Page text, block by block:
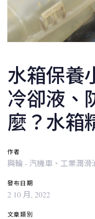
水箱保養
冷卻液、
麼？水箱
作者
興輪 - 汽機車、工業潤滑
發布日期
2 10 月, 2022
文章類別